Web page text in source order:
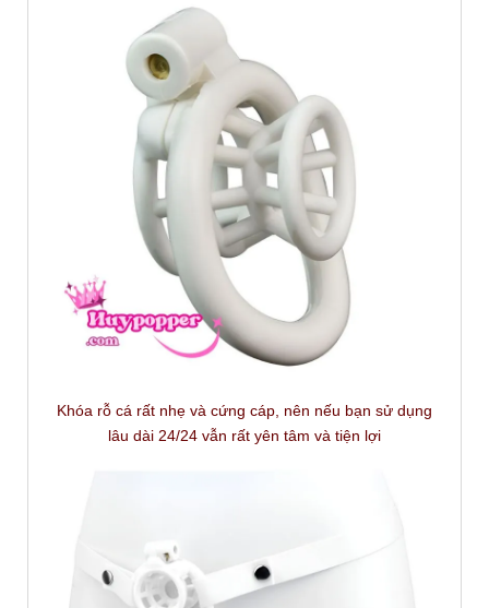
Khóa rỗ cá rất nhẹ và cứng cáp, nên nếu bạn sử dụng
lâu dài 24/24 vẫn rất yên tâm và tiện lợi